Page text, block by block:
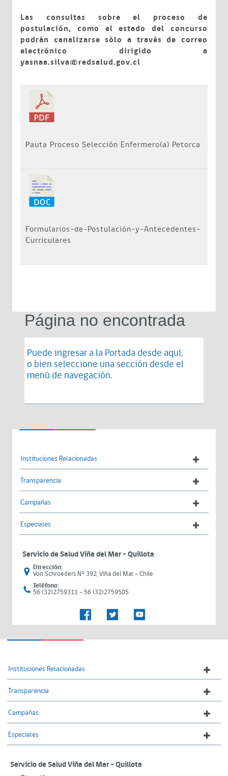
Las consultas sobre el proceso de
postulación, como el estado del concurso
podrán canalizarse sólo a través de correo
electrónico dirigido a
yasnaa.silva@redsalud.gov.cl
Pauta Proceso Selección Enfermero(a) Petorca
Formularios-de-Postulación-y-Antecedentes-
Curriculares
Página no encontrada
Puede ingresar a la Portada desde aquí,
o bien seleccione una sección desde el
menú de navegación.
Instituciones Relacionadas
Transparencia
Campañas
Especiales
Servicio de Salud Viña del Mar – Quillota
Dirección:
Von Schroeders N° 392, Viña del Mar - Chile
Teléfono:
56 (32)2759311 - 56 (32)2759505
Instituciones Relacionadas
Transparencia
Campañas
Especiales
Servicio de Salud Viña del Mar – Quillota